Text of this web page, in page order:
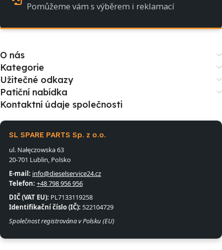
Pomůžeme vám s výběrem i reklamací
O nás
Kategorie
Užitečné odkazy
Patiční nabídka
Kontaktní údaje společnosti
SL SPARE PARTS Sp. z o.o.
ul. Nałęczowska 63
20-701 Lublin, Polsko
E-mail: info@dieselservice24.cz
Telefon: +48 798 956 956
DIČ (VAT EU): PL7133119258
Identifikační číslo (IČ): 522104729
Společnost registrována v Polsku (EU)